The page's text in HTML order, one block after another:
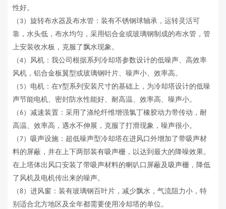
性好。
（ 3）旋转布水器及布水管：装有不锈钢球轴承，运转灵活可
靠，水头低，布水均匀，采用铝合金或玻璃钢制成的布水管，管
上安装收水板，克服了飘水现象。
（4）风机： 我公司 根据系列冷却塔参数设计的低噪声、高效率
风机，铝合金板翼型或玻璃钢叶片、噪声小、效率高。
（ 5）电机：在Y型系列安装尺寸的基础上，为冷却塔设计的低噪
声节能电机、密封防水性能好、耐高温、效率高、噪声小。
（6）减速装置：采用了涤纶纤维增强氯丁橡胶动力带传动，耐
高温、效率高，遇水不伸展，克服了打滑现象，噪声很小。
（7）吸声设施：超低噪声型冷却塔在进风口外增加了带吸声材
料的屏蔽，并在上下两部装有吸声栅，以达到最大的降噪效果。
在上塔体出风口安装了带吸声材料的喇叭口屏蔽及吸声栅，降低
了风机及电机传出来的噪声。
（8）进风窗：装有玻璃钢百叶片，减少飘水，气流阻力小，特
别适合北方地区及全年都需要使用冷却塔的单位。